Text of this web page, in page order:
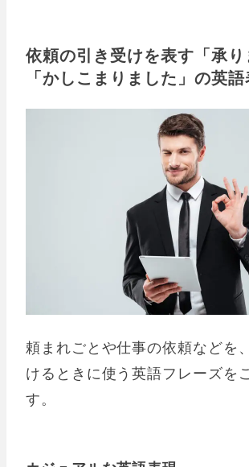
依頼の引き受けを表す「承り
「かしこまりました」の英
頼まれごとや仕事の依頼などを
けるときに使う英語フレーズを
す。